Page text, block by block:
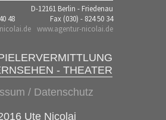
D-12161 Berlin - Friedenau
48
Fax (030) - 824 50 34
www.agentur-nicolai.de
- THEATER
/ Datenschutz
Ute Nicolai